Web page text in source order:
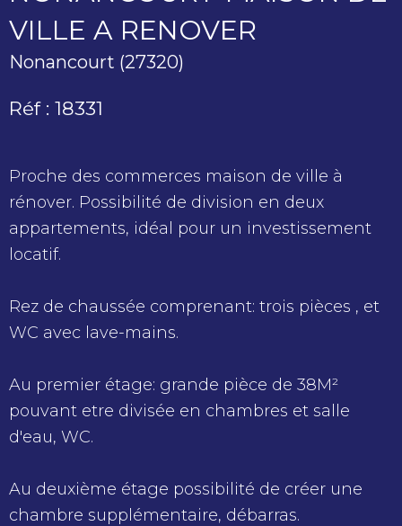
VILLE A RENOVER
Nonancourt (27320)
Réf : 18331
Proche des commerces maison de ville à
rénover. Possibilité de division en deux
appartements, idéal pour un investissement
locatif.
Rez de chaussée comprenant: trois pièces , et
WC avec lave-mains.
Au premier étage: grande pièce de 38M²
pouvant etre divisée en chambres et salle
d'eau, WC.
Au deuxième étage possibilité de créer une
chambre supplémentaire, débarras.